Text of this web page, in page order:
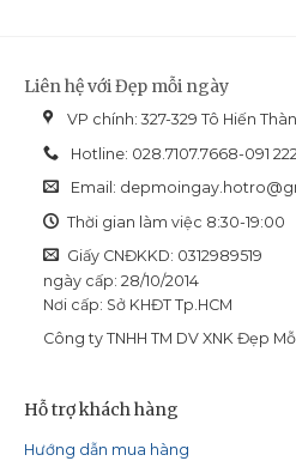
Liên hệ với Đẹp mỗi ngày
VP chính: 327-329 Tô Hiến
Hotline: 028.7107.7668-091
Email:
Thời gian làm việc 8:30-19:00
Giấy CNĐKKD: 0312989519
ngày cấp: 28/10/2014
Nơi cấp: Sở KHĐT Tp.HCM
Công ty TNHH TM DV XNK Đẹp
Hỗ trợ khách hàng
Hướng dẫn mua hàng